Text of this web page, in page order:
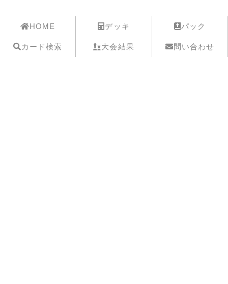
HOME デッキ パック
カード検索 大会結果 問い合わせ